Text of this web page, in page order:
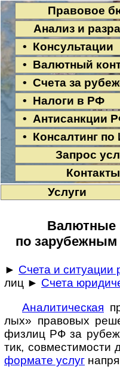
Правовое
Анализ и
• Консультации
• Валютный
• Счета за
• Налоги в РФ
• Антисанкции
• Консалтинг по
Запрос
Контакты
Услуги
Валютные
по зарубежным
► Счета и ситуации
лиц ► Счета
Ана­ли­ти­че­с­кая
лых» пра­во­вых
физ­лиц РФ за
тик, сов­мес­ти­мо­сти
фор­мате услуг